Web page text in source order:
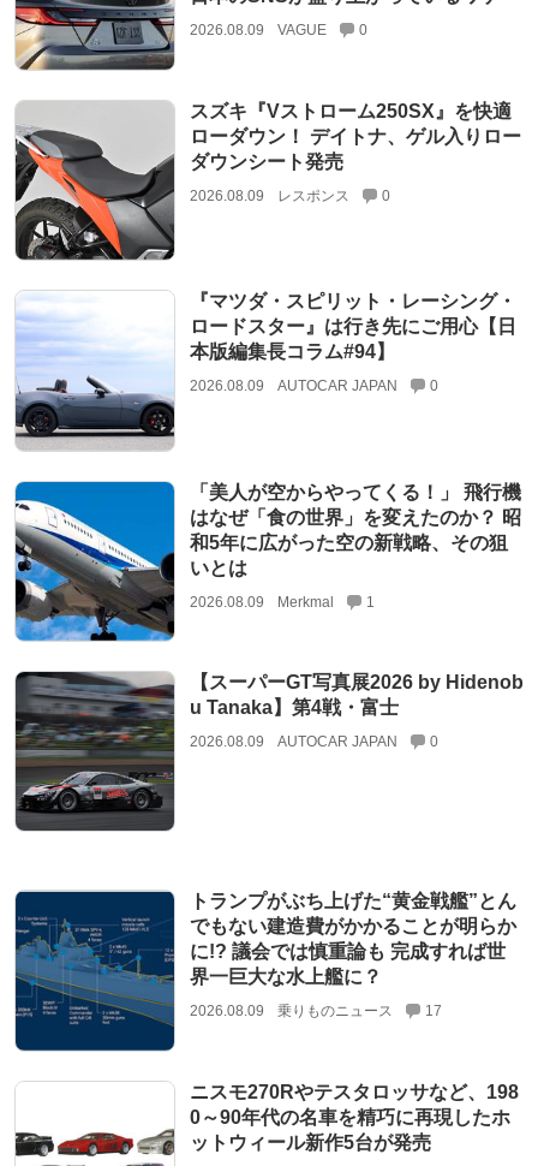
2026.08.09 VAGUE 0
スズキ『Vストローム250SX』を快適
ローダウン！ デイトナ、ゲル入りロー
ダウンシート発売
2026.08.09 レスポンス 0
『マツダ・スピリット・レーシング・
ロードスター』は行き先にご用心【日
本版編集長コラム#94】
2026.08.09 AUTOCAR JAPAN 0
「美人が空からやってくる！」 飛行機
はなぜ「食の世界」を変えたのか？ 昭
和5年に広がった空の新戦略、その狙
いとは
2026.08.09 Merkmal 1
【スーパーGT写真展2026 by Hidenob
u Tanaka】第4戦・富士
2026.08.09 AUTOCAR JAPAN 0
トランプがぶち上げた“黄金戦艦”とん
でもない建造費がかかることが明らか
に!? 議会では慎重論も 完成すれば世
界一巨大な水上艦に？
2026.08.09 乗りものニュース 17
ニスモ270Rやテスタロッサなど、198
0～90年代の名車を精巧に再現したホ
ットウィール新作5台が発売